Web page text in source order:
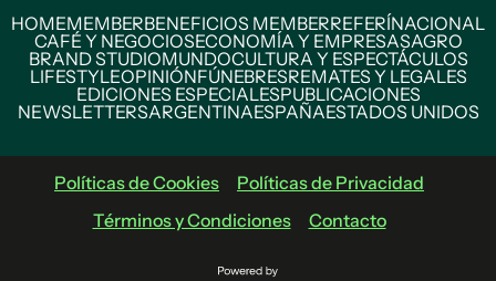
HOMEMEMBERBENEFICIOS MEMBERREFERÍNACIONAL
CAFÉ Y NEGOCIOSECONOMÍA Y EMPRESASAGRO
BRAND STUDIOMUNDOCULTURA Y ESPECTÁCULOS
LIFESTYLEOPINIÓNFÚNEBRESREMATES Y LEGALES
EDICIONES ESPECIALESPUBLICACIONES
NEWSLETTERSARGENTINAESPAÑAESTADOS UNIDOS
Políticas de Cookies
Políticas de Privacidad
Términos y Condiciones
Contacto